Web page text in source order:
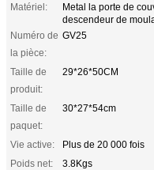
Matériel:
Metal la porte de
descendeur de
Numéro de
la pièce:
GV25
Taille de
produit:
29*26*50CM
Taille de
paquet:
30*27*54cm
Vie active:
Plus de 20 000 fois
Poids net:
3.8Kgs